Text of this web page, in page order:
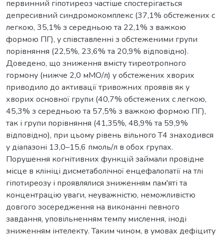
первинний гіпотиреоз частіше спостерігається
депресивний синдромокомплекс (37,1% обстежених с
легкою, 35,1% з середньою та 22,1% з важкою
формою ПГ), у співставленні з обстеженими групи
порівняння (22,5%, 23,6% та 20,9% відповідно).
Доведено, що зниження вмісту тиреотропного
гормону (нижче 2,0 мМО/л) у обстежених хворих
приводило до активації тривожних проявів як у
хворих основної групи (40,7% обстежених с легкою,
45,3% з середньою та 57,5% з важкою формою ПГ),
так і групи порівняння (41,35%, 48,9% та 59,9%
відповідно), при цьому рівень вільного Т4 знаходився
у діапазоні 13,0–15,6 пмоль/л в обох групах.
Порушення когнітивних функцій займали провідне
місце в клініці дисметаболічної енцефалопатії на тлі
гіпотиреозу і проявлялися зниженням пам'яті та
концентрацію уваги, неуважністю, неможливістю
довгого зосередження на виконанні певного
завдання, уповільненням темпу мислення, іноді
зниженням інтелекту. Таким чином, в умовах дефіциту